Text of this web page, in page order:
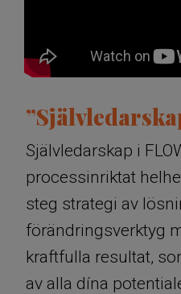
Självledarskap i
processinriktat
steg strategi av
förändringsverktyg
kraftfulla resultat,
av alla dína